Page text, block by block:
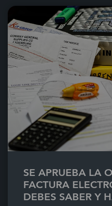
SE APRUEBA LA
FACTURA
DEBES SABER Y